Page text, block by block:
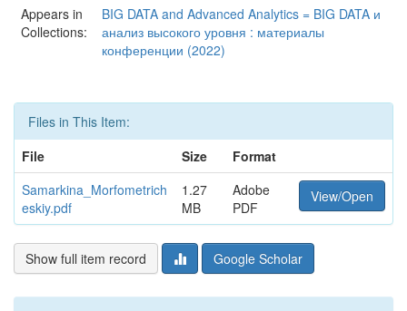
Appears in
Collections:
BIG DATA and Advanced Analytics = BIG DATA и
анализ высокого уровня : материалы
конференции (2022)
Files in This Item:
File
Size
Format
Samarkina_Morfometrich
eskiy.pdf
1.27
MB
Adobe
PDF
View/Open
Show full item record Google Scholar